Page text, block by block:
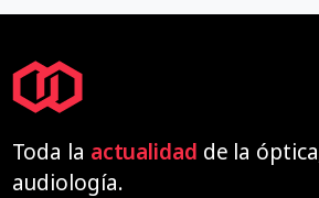
Toda la actualidad de la
audiología.